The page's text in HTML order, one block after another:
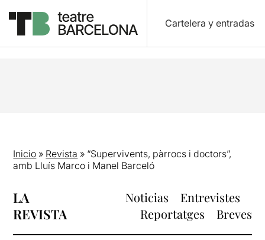
Cartelera y entradas
Inicio » Revista » “Supervivents, pàrrocs i doctors”,
amb Lluís Marco i Manel Barceló
LA
REVISTA
Noticias
Entrevistes
Reportatges
Breves